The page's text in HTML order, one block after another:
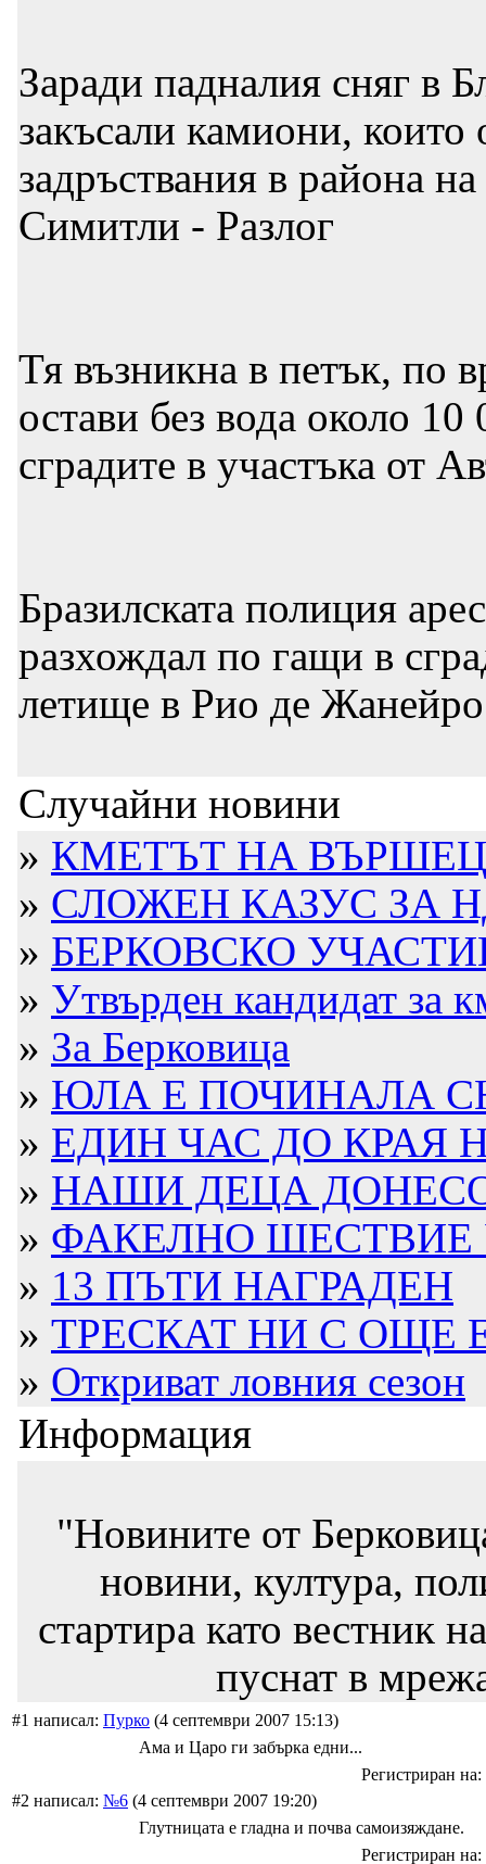
Заради падналия сняг в
закъсали камиони, които
задръствания в района
Симитли - Разлог
Тя възникна в петък, по
остави без вода около
сградите в участъка от
Бразилската полиция
разхождал по гащи в
летище в Рио де Жанейро
Случайни новини
» КМЕТЪТ НА
» СЛОЖЕН КАЗУС ЗА
» БЕРКОВСКО
» Утвърден кандидат за
» За Берковица
» ЮЛА Е ПОЧИНАЛА
» ЕДИН ЧАС ДО КРАЯ
» НАШИ ДЕЦА
» ФАКЕЛНО ШЕСТВИЕ
» 13 ПЪТИ НАГРАДЕН
» ТРЕСКАТ НИ С ОЩЕ
» Откриват ловния сезон
Информация
"Новините от
новини, култура,
стартира като вестник
пуснат в
#1 написал: Пурко (4 септември 2007 15:13)
Ама и Царо ги забърка едни...
Регистриран
#2 написал: №6 (4 септември 2007 19:20)
Глутницата е гладна и почва самоизяждане.
Регистриран